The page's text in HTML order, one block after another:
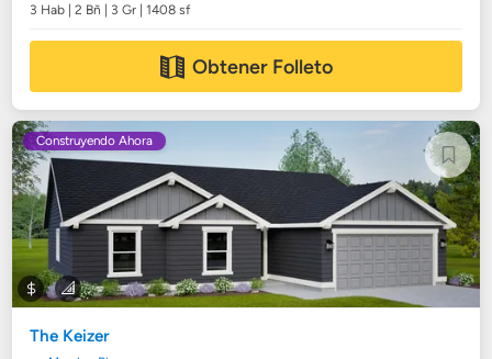
3 Hab | 2 Bñ | 3 Gr | 1408 sf
Obtener Folleto
Construyendo Ahora
The Keizer